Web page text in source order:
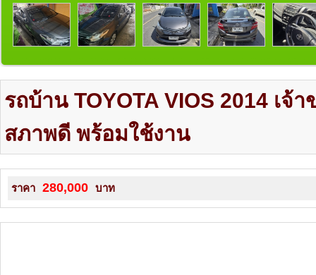
รถบ้าน TOYOTA VIOS 2014 เจ้
สภาพดี พร้อมใช้งาน
ราคา 280,000 บาท